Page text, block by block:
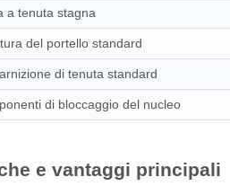
a tenuta stagna
del portello standard
di tenuta standard
di bloccaggio del nucleo
e vantaggi principali